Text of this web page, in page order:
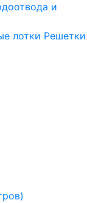
и
лотки Решетки